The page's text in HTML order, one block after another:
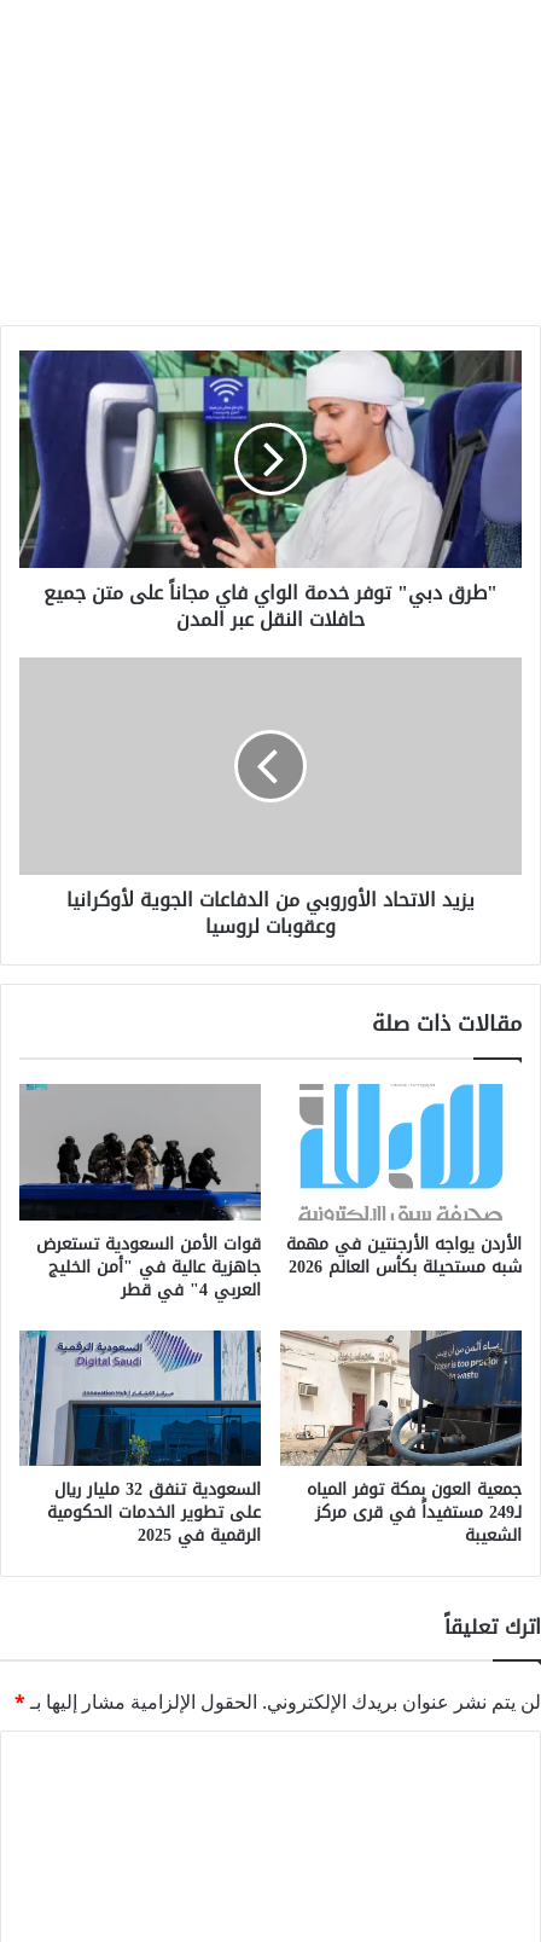
"طرق
دبي"
توفر
خدمة
الواي
مجاناً
على
متن
جميع
عبر
"طرق دبي" توفر خدمة الواي فاي مجاناً على متن جميع
حافلات النقل عبر المدن
لروسيا
يزيد الاتحاد الأوروبي من الدفاعات الجوية لأوكرانيا
وعقوبات لروسيا
مقالات ذات صلة
الأردن يواجه الأرجنتين في مهمة
شبه مستحيلة بكأس العالم 2026
قوات الأمن السعودية تستعرض
جاهزية عالية في "أمن الخليج
العربي 4" في قطر
جمعية العون بمكة توفر المياه
لـ249 مستفيداً في قرى مركز
الشعيبة
السعودية تنفق 32 مليار ريال
على تطوير الخدمات الحكومية
الرقمية في 2025
اترك تعليقاً
لن يتم نشر عنوان بريدك الإلكتروني. الحقول الإلزامية مشار إليها بـ*